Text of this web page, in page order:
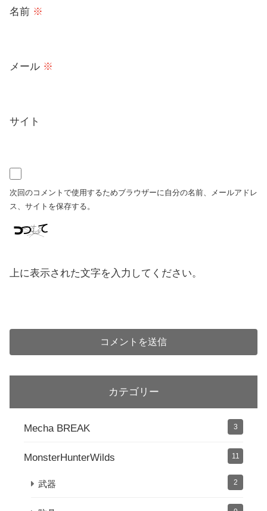
名前 ※
メール ※
サイト
次回のコメントで使用するためブラウザーに自分の名前、メールアドレ
ス、サイトを保存する。
上に表示された文字を入力してください。
カテゴリー
Mecha BREAK 3
MonsterHunterWilds 11
武器 2